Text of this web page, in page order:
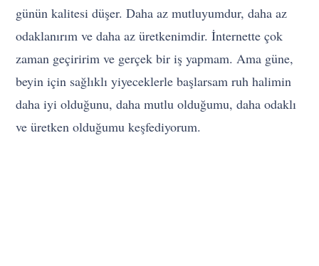
günün kalitesi düşer. Daha az mutluyumdur, daha az
odaklanırım ve daha az üretkenimdir. İnternette çok
zaman geçiririm ve gerçek bir iş yapmam. Ama güne,
beyin için sağlıklı yiyeceklerle başlarsam ruh halimin
daha iyi olduğunu, daha mutlu olduğumu, daha odaklı
ve üretken olduğumu keşfediyorum.